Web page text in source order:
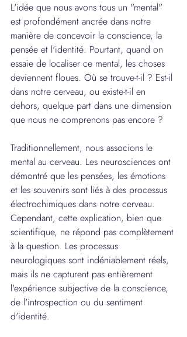
L'idée que nous avons tous un "mental"
est profondément ancrée dans notre
manière de concevoir la conscience, la
pensée et l'identité. Pourtant, quand on
essaie de localiser ce mental, les choses
deviennent floues. Où se trouve-t-il ? Est-il
dans notre cerveau, ou existe-t-il en
dehors, quelque part dans une dimension
que nous ne comprenons pas encore ?
Traditionnellement, nous associons le
mental au cerveau. Les neurosciences ont
démontré que les pensées, les émotions
et les souvenirs sont liés à des processus
électrochimiques dans notre cerveau.
Cependant, cette explication, bien que
scientifique, ne répond pas complètement
à la question. Les processus
neurologiques sont indéniablement réels,
mais ils ne capturent pas entièrement
l'expérience subjective de la conscience,
de l'introspection ou du sentiment
d'identité.